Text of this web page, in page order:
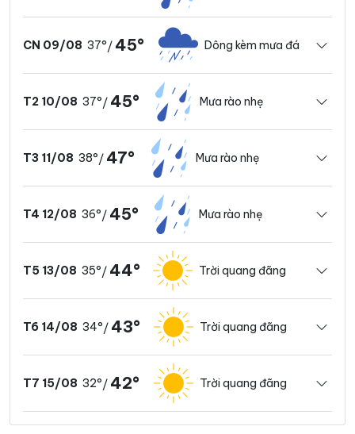
CN 09/08 37°/ 45° Dông kèm mưa đá
T2 10/08 37°/ 45° Mưa rào nhẹ
T3 11/08 38°/ 47° Mưa rào nhẹ
T4 12/08 36°/ 45° Mưa rào nhẹ
T5 13/08 35°/ 44° Trời quang đãng
T6 14/08 34°/ 43° Trời quang đãng
T7 15/08 32°/ 42° Trời quang đãng